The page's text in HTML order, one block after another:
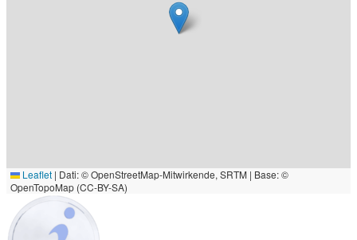
Leaflet | Dati: © OpenStreetMap-Mitwirkende, SRTM | Base: ©
OpenTopoMap (CC-BY-SA)